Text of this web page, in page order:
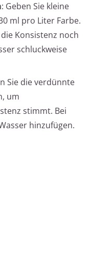
: Geben Sie kleine
ml pro Liter Farbe.
Konsistenz noch
schluckweise
Sie die verdünnte
um
stimmt. Bei
hinzufügen.